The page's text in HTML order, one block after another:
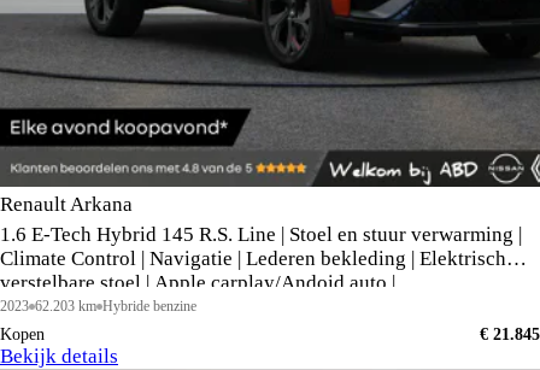
Renault Arkana
1.6 E-Tech Hybrid 145 R.S. Line | Stoel en stuur verwarming |
Climate Control | Navigatie | Lederen bekleding | Elektrisch
verstelbare stoel | Apple carplay/Andoid auto |
2023 62.203 km Hybride benzine
Kopen € 21.845
Bekijk details